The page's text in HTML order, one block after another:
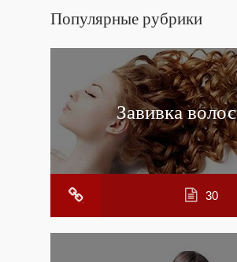
Популярные рубрики
Завивка волос
30